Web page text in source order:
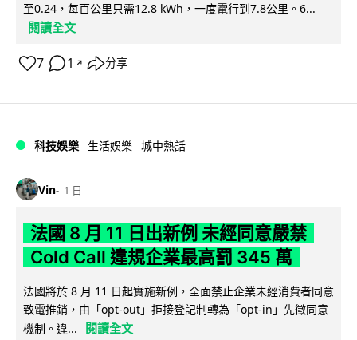
至0.24，每百公里只需12.8 kWh，一度電行到7.8公里。6...
閱讀全文
7 1 ↗ 分享
科技娛樂 生活娛樂 城中熱話
Vin 1 日
法國 8 月 11 日出新例 未經同意嚴禁
Cold Call 違規企業最高罰 345 萬
法國將於 8 月 11 日起實施新例，全面禁止企業未經消費者同意
致電推銷，由「opt-out」拒接登記制轉為「opt-in」先徵同意
機制。違...
閱讀全文